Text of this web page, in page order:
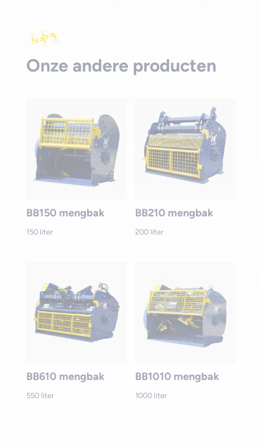
BB150 mengbak
150 liter
BB210 mengbak
200 liter
BB610 mengbak
550 liter
BB1010 mengbak
1000 liter